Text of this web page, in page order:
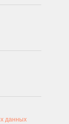
данных